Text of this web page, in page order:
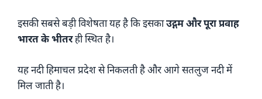
इसकी सबसे बड़ी विशेषता यह है कि इसकाउद्गम और पूरा प्रवाह
भारत के भीतरही स्थित है।
यह नदी हिमाचल प्रदेश से निकलती है और आगे सतलुज नदी में
मिल जाती है।